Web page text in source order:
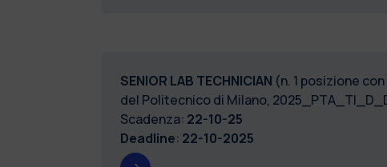
SENIOR LAB TECHNICIAN (n. 1 posizione
del Politecnico di Milano,
Scadenza: 22-10-25
Deadline: 22-10-2025